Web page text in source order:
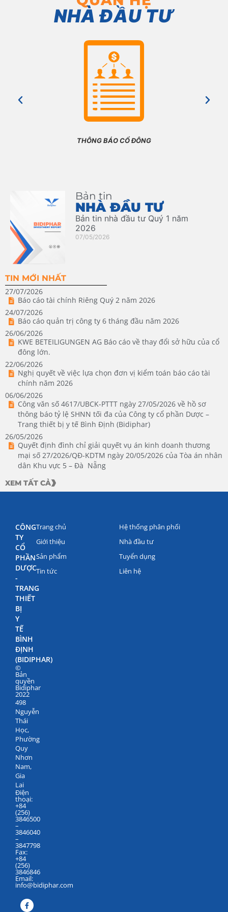
NHÀ ĐẦU TƯ
THÔNG BÁO CỔ ĐÔNG
Bản tin
NHÀ ĐẦU TƯ
Bản tin nhà đầu tư Quý 1 năm
2026
07/05/2026
TIN MỚI NHẤT
27/07/2026
Báo cáo tài chính Riêng Quý 2 năm 2026
24/07/2026
Báo cáo quản trị công ty 6 tháng đầu năm 2026
26/06/2026
KWE BETEILIGUNGEN AG Báo cáo về thay đổi sở hữu của cổ
đông lớn.
22/06/2026
Nghị quyết về việc lựa chọn đơn vị kiểm toán báo cáo tài
chính năm 2026
06/06/2026
Công văn số 4617/UBCK-PTTT ngày 27/05/2026 về hồ sơ
thông báo tỷ lệ SHNN tối đa của Công ty cổ phần Dược –
Trang thiết bị y tế Bình Định (Bidiphar)
26/05/2026
Quyết định đình chỉ giải quyết vụ án kinh doanh thương
mại số 27/2026/QĐ-KDTM ngày 20/05/2026 của Tòa án nhân
dân Khu vực 5 – Đà Nẵng
XEM TẤT CẢ
CÔNG
TY
CỔ
PHẦN
DƯỢC
-
TRANG
THIẾT
BỊ
Y
TẾ
BÌNH
ĐỊNH
(BIDIPHAR)
©
Bản
quyền
Bidiphar
2022
498
Nguyễn
Thái
Học,
Phường
Quy
Nhơn
Nam,
Gia
Lai
Điện
thoại:
+84
(256)
3846500
–
3846040
–
3847798
Fax:
+84
(256)
3846846
Email:
info@bidiphar.com
Trang chủ
Giới thiệu
Sản phẩm
Tin tức
Hệ thống phân phối
Nhà đầu tư
Tuyển dụng
Liên hệ